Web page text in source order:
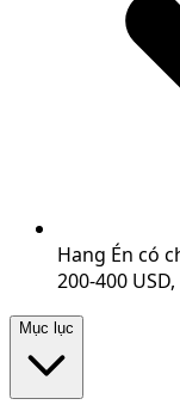
Hang Én có
200-400
Mục lục